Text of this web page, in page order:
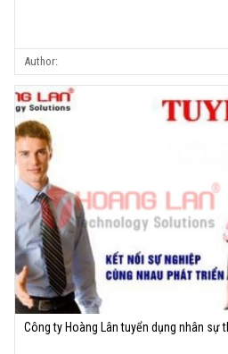
Author:
Công ty Hoàng Lân tuyển dụng nhân sự